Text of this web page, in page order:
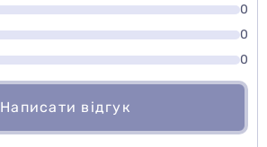
0
0
0
Написати відгук